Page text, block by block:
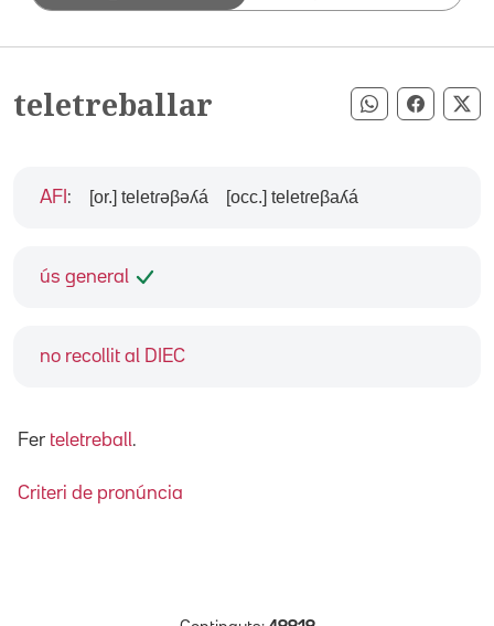
teletreballar Compartir
ús general
no recollit al DIEC
AFI : [or.] teletɾəβəʎá [occ.] teletɾeβaʎá
Fer teletreball .
Criteri de pronúncia